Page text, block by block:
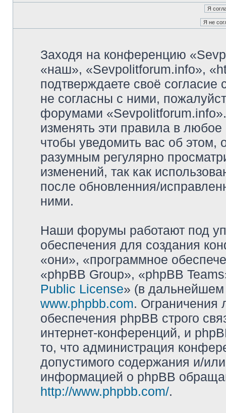
Заходя на конференцию
«наш», «Sevpolitforum.info»,
подтверждаете своё
не согласны с ними,
форумами
изменять эти правила в
чтобы уведомить вас об
разумным регулярно
изменений, так как
после обновленния/
ними.
Наши форумы работают под
обеспечения для создания
«они», «программное
«phpBB Group», «phpBB
Public License» (в дальнейшем
www.phpbb.com. Ограничения
обеспечения phpBB строго
интернет-конференций, и
то, что администрация
допустимого содержания и/
информацией о phpBB
http://www.phpbb.com/.